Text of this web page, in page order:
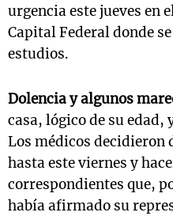
urgencia este jueves en
Capital Federal donde
estudios.
Dolencia y algunos
casa, lógico de su
Los médicos decidieron
hasta este viernes y
correspondientes que,
había afirmado su